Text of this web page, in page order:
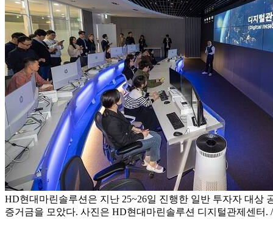
HD현대마린솔루션은 지난 25~26일 진행한 일반 투자자 대상
증거금을 모았다. 사진은 HD현대마린솔루션 디지털관제센터.